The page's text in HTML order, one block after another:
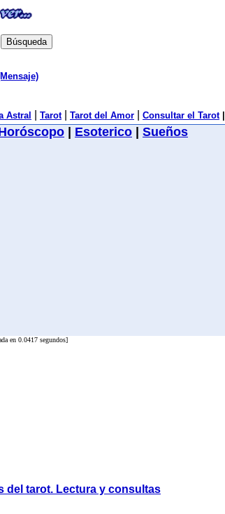
Astral Tarot Tarot del Amor Consultar el Tarot|
Esoterico Sueños
en 0.0417 segundos]
del tarot. Lectura y consultas